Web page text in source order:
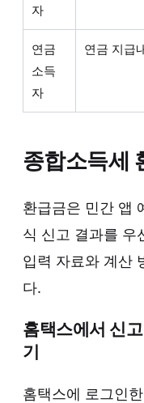
자
연금
소득
자
연금 지급
종합소득세
환급금은 민간 앱
식 신고 결과를 우
입력 자료와 계산
다.
홈택스에서 신
기
홈택스에 로그인